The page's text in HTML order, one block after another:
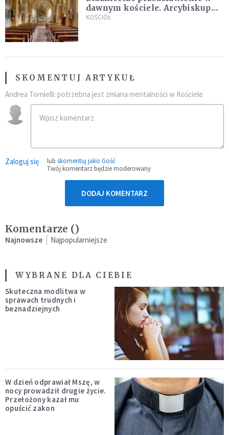
dawnym kościele. Arcybiskup
stanowczo reaguje
KOŚCIÓŁ
SKOMENTUJ ARTYKUŁ
Andrea Tornielli: potrzebna jest zmiana mentalności w Kościele
Zaloguj się lub skomentuj jako Gość
Twój komentarz będzie moderowany
DODAJ KOMENTARZ
Komentarze ()
Najnowsze Najpopularniejsze
WYBRANE DLA CIEBIE
Skuteczna modlitwa w
sprawach trudnych i
beznadziejnych
W dzień odprawiał Mszę, w
nocy prowadził drugie życie.
Przełożony kazał mu
opuścić zakon